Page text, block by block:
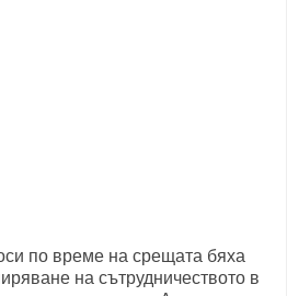
по време на срещата бяха
на сътрудничеството в